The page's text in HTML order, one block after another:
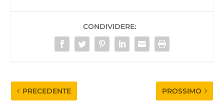
CONDIVIDERE:
PRECEDENTE PROSSIMO